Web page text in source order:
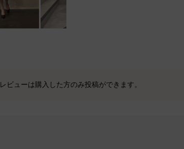
レビューは購入した方のみ投稿ができます。